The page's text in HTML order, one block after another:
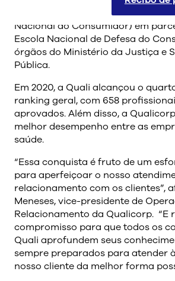
consumidor”, realizado pela
Nacional do Consumidor) em
Escola Nacional de Defesa do
órgãos do Ministério da Justiça e
Pública.
Em 2020, a Quali alcançou o
ranking geral, com 658
aprovados. Além disso, a
melhor desempenho entre as
saúde.
“Essa conquista é fruto de um
para aperfeiçoar o nosso
relacionamento com os clientes”,
Meneses, vice-presidente de
Relacionamento da Qualicorp. “E
compromisso para que todos os
Quali aprofundem seus
sempre preparados para atender
nosso cliente da melhor forma